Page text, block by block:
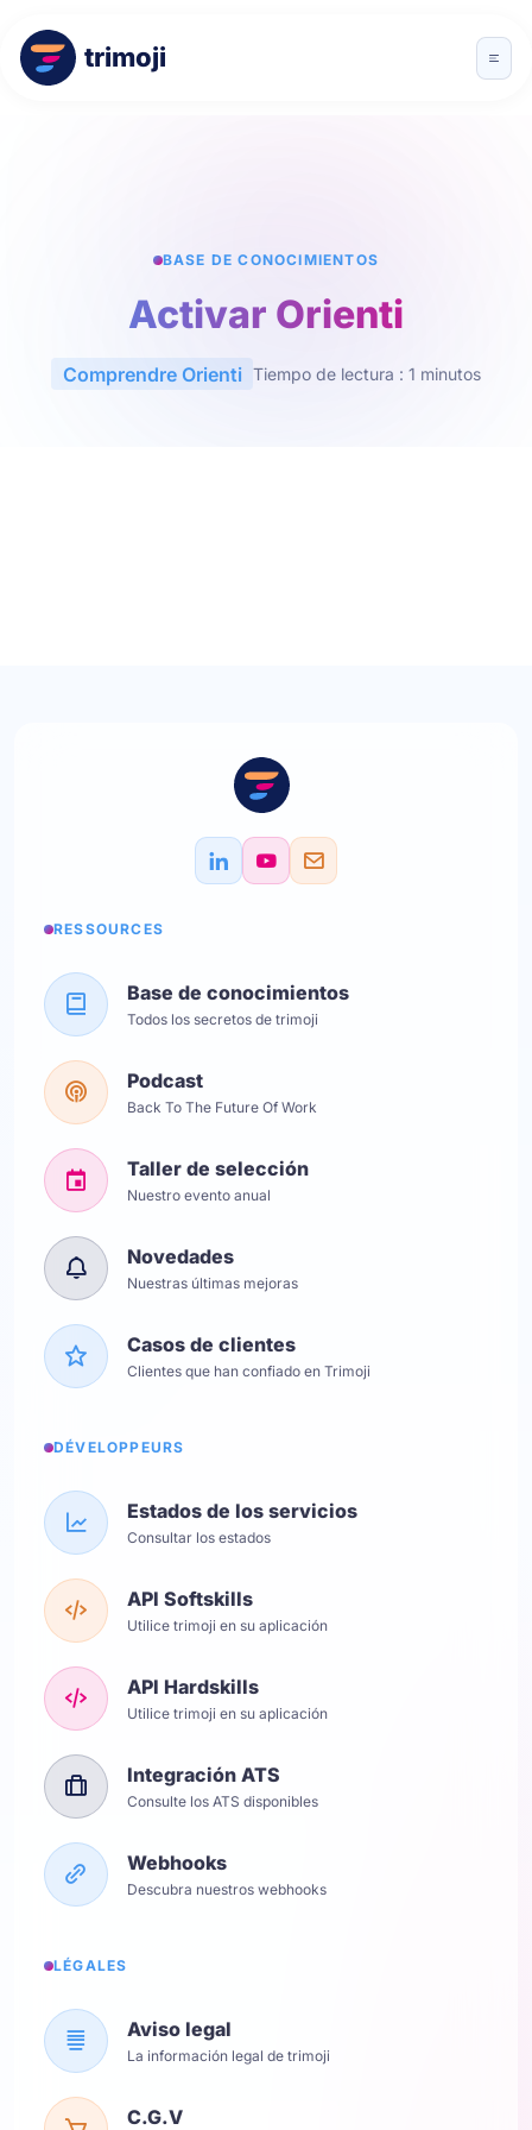
trimoji
BASE DE CONOCIMIENTOS
Activar Orienti
Comprendre Orienti Tiempo de lectura : 1 minutos
RESSOURCES
Base de conocimientos
Todos los secretos de trimoji
Podcast
Back To The Future Of Work
Taller de selección
Nuestro evento anual
Novedades
Nuestras últimas mejoras
Casos de clientes
Clientes que han confiado en Trimoji
DÉVELOPPEURS
Estados de los servicios
Consultar los estados
API Softskills
Utilice trimoji en su aplicación
API Hardskills
Utilice trimoji en su aplicación
Integración ATS
Consulte los ATS disponibles
Webhooks
Descubra nuestros webhooks
LÉGALES
Aviso legal
La información legal de trimoji
C.G.V